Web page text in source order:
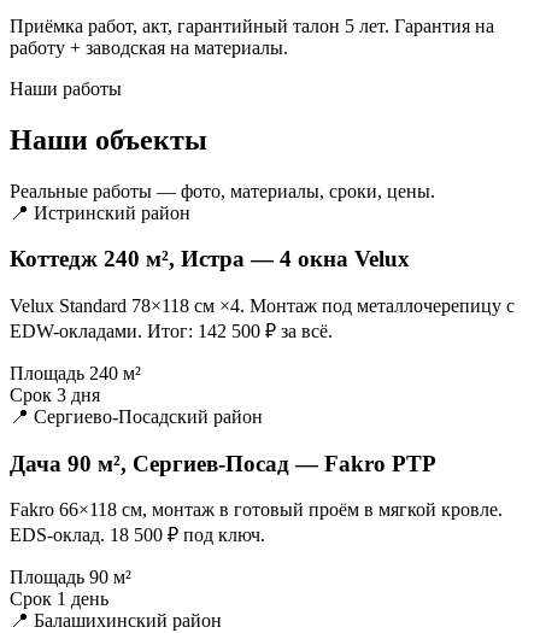
Приёмка работ, акт, гарантийный талон 5 лет. Гарантия на
работу + заводская на материалы.
Наши работы
Наши объекты
Реальные работы — фото, материалы, сроки, цены.
📍 Истринский район
Коттедж 240 м², Истра — 4 окна Velux
Velux Standard 78×118 см ×4. Монтаж под металлочерепицу с
EDW-окладами. Итог: 142 500 ₽ за всё.
Площадь 240 м²
Срок 3 дня
📍 Сергиево-Посадский район
Дача 90 м², Сергиев-Посад — Fakro PTP
Fakro 66×118 см, монтаж в готовый проём в мягкой кровле.
EDS-оклад. 18 500 ₽ под ключ.
Площадь 90 м²
Срок 1 день
📍 Балашихинский район